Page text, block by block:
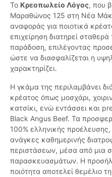
Το Κρεοπωλείο Λόγος, που
Μαραθώνος 125 στη Νέα
αναφοράς για ποιοτικά
επιχείρηση διατηρεί
παράδοση, επιλέγοντας
ώστε να διασφαλίζεται η
χαρακτηρίζει.
Η γκάμα της περιλαμβάνει
κρέατος όπως μοσχάρι,
κατσίκι, ενώ εντάσσει και
Black Angus Beef. Τα
100% ελληνικής
ανάγκες καθημερινής
περιστάσεων, μέσα από μια
παρασκευασμάτων. Η
ποιότητα αποτελεί θεμέλιο